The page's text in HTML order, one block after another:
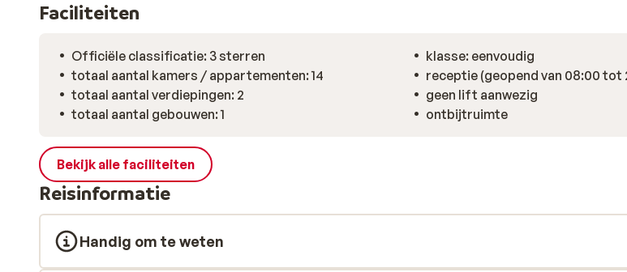
Faciliteiten
Officiële classificatie: 3 sterren
totaal aantal kamers / appartementen: 14
totaal aantal verdiepingen: 2
totaal aantal gebouwen: 1
klasse: eenvoudig
receptie (geopend van 08:00 tot
geen lift aanwezig
ontbijtruimte
Bekijk alle faciliteiten
Reisinformatie
Handig om te weten